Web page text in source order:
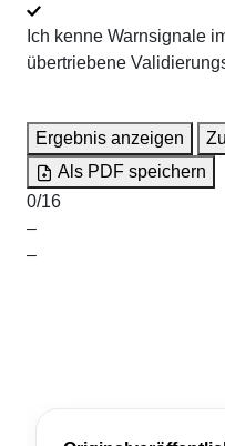
Ich kenne Warnsignale
übertriebene
Ergebnis anzeigen
Als PDF speichern
0/16
–
–